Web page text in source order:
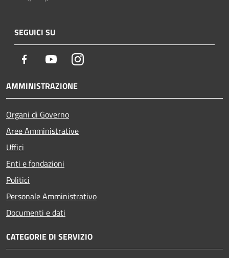
SEGUICI SU
Facebook YoutubeInstagram
AMMINISTRAZIONE
Organi di Governo
Aree Amministrative
Uffici
Enti e fondazioni
Politici
Personale Amministrativo
Documenti e dati
CATEGORIE DI SERVIZIO